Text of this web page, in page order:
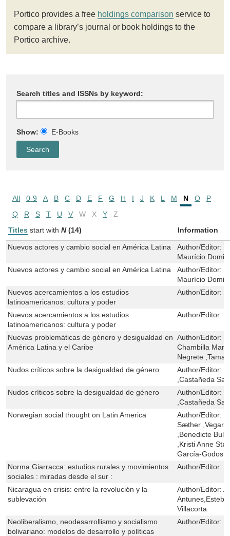
Portico provides a free holdings comparison service to
compare a library’s journal or book holdings to the
Portico archive.
Search titles and ISSNs by keyword:
Show: E-Books
All 0-9 A B C D E F G H I J K L M N O
P
Q
R S T U V W X Y
Z
Titles start with N (14) Information
Nuevos actores y cambio social en América Latina Author/Editor:
Maurício
Nuevos actores y cambio social en América Latina
Author/Editor:
Maurício
Nuevos acercamientos a los estudios
latinoamericanos: cultura y poder
Author/Editor:
Nuevos acercamientos a los estudios
latinoamericanos: cultura y poder
Author/Editor:
Nuevas problemáticas de género y desigualdad en
América Latina y el Caribe
Author/Editor:
Chambilla
Negrete
Nudos críticos sobre la desigualdad de género
Author/Editor:
,Castañeda
Nudos críticos sobre la desigualdad de género
Author/Editor:
,Castañeda
Norwegian social thought on Latin America
Author/Editor:
Sæther ,Vegard
,Benedicte Bull
,Kristi Anne
García-Godos
Norma Giarracca: estudios rurales y movimientos
sociales : miradas desde el sur :
Author/Editor:
Nicaragua en crisis: entre la revolución y la
sublevación
Author/Editor:
Villacorta
Neoliberalismo, neodesarrollismo y socialismo
bolivariano: modelos de desarrollo y políticas
Author/Editor: